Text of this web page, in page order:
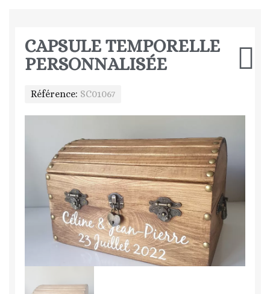
CAPSULE TEMPORELLE
PERSONNALISÉE
Référence SC01067